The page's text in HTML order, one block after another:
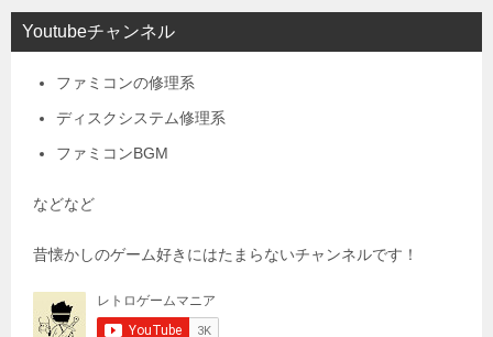
Youtubeチャンネル
ファミコンの修理系
ディスクシステム修理系
ファミコンBGM
などなど
昔懐かしのゲーム好きにはたまらないチャンネルです！